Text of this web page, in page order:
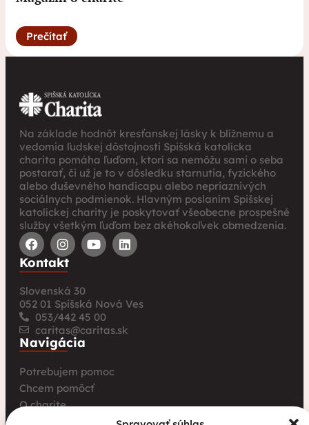
Prečítať
Na základe hodnôt kresťanskej lásky k blížnemu a
vedomia ľudskej dôstojnosti Spišská katolícka
charita pomáha ľuďom, ktorí sa nemôžu sami o seba
postarať, či už je to v dôsledku starnutia, fyzického
alebo duševného handicapu alebo nepriaznivých
sociálnych podmienok. Hlavným poslaním Spišskej
katolíckej charity je poskytovať všeobecne prospešné
služby všetkým ľuďom bez akéhokoľvek obmedzenia.
Kontakt
Slovenská 30
052 01 Spišská Nová Ves
053/442 45 00
caritas@caritas.sk
Navigácia
Potrebujem pomoc
Chcem pomôcť
O charite
Pre úrady a inštitúcie